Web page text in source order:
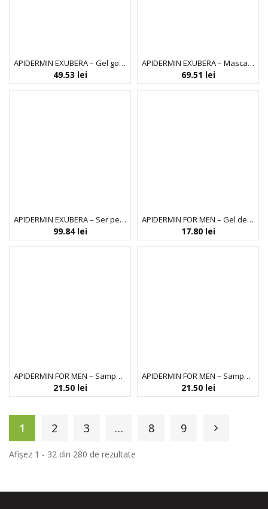
APIDERMIN EXUBERA – Gel gomaj exfoliant delicat
49.53 lei
APIDERMIN EXUBERA – Masca antiaging pentru fata
69.51 lei
APIDERMIN EXUBERA – Ser pentru ten
99.84 lei
APIDERMIN FOR MEN – Gel de dus
17.80 lei
APIDERMIN FOR MEN – Sampon antimatreata
21.50 lei
APIDERMIN FOR MEN – Sampon contra caderii parului
21.50 lei
1 2 3 … 8 9
Afișez 1 - 32 din 280 de rezultate